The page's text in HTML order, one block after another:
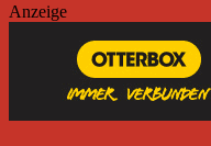
Anzeige